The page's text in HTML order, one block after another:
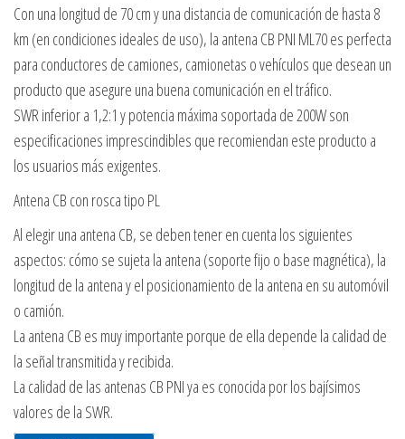
Con una longitud de 70 cm y una distancia de comunicación de hasta 8
km (en condiciones ideales de uso), la antena CB PNI ML70 es perfecta
para conductores de camiones, camionetas o vehículos que desean un
producto que asegure una buena comunicación en el tráfico.
SWR inferior a 1,2:1 y potencia máxima soportada de 200W son
especificaciones imprescindibles que recomiendan este producto a
los usuarios más exigentes.
Antena CB con rosca tipo PL
Al elegir una antena CB, se deben tener en cuenta los siguientes
aspectos: cómo se sujeta la antena (soporte fijo o base magnética), la
longitud de la antena y el posicionamiento de la antena en su automóvil
o camión.
La antena CB es muy importante porque de ella depende la calidad de
la señal transmitida y recibida.
La calidad de las antenas CB PNI ya es conocida por los bajísimos
valores de la SWR.